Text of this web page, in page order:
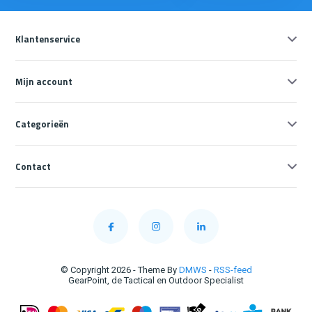
Klantenservice
Mijn account
Categorieën
Contact
© Copyright 2026 - Theme By DMWS - RSS-feed
GearPoint, de Tactical en Outdoor Specialist